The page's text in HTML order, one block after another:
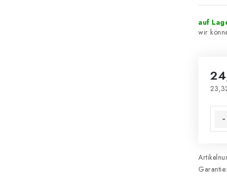
auf
Garantie: